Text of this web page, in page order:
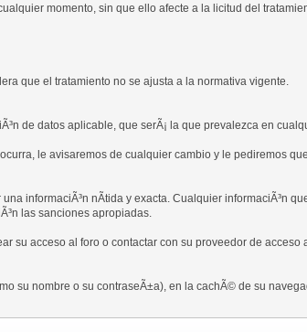
momento, sin que ello afecte a la licitud del
que el tratamiento no se ajusta a la normativa vigente.
de datos aplicable, que serÃ¡ la que prevalezca en
le avisaremos de cualquier cambio y le pediremos
informaciÃ³n nÃ­tida y exacta. Cualquier informaciÃ³n
las sanciones apropiadas.
su acceso al foro o contactar con su proveedor de acceso
su nombre o su contraseÃ±a), en la cachÃ© de su